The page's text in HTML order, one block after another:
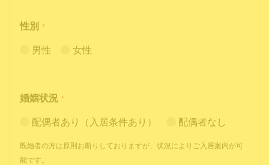
性別 *
男性 女性
婚姻状況 *
配偶者あり（入居条件あり） 配偶者なし
既婚者の方は原則お断りしておりますが、状況によりご入居案内が可
能です。